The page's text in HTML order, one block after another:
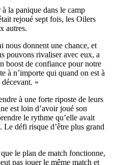
à la panique dans le camp
rejoué sept fois, les Oilers
autres.
nous donnent une chance, et
pouvons rivaliser avec eux, a
boost de confiance pour notre
à n’importe qui quand on est à
»
à une forte riposte de leurs
est loin d’avoir joué son
le rythme qu’elle avait
Le défi risque d’être plus grand
le plan de match fonctionne,
pas jouer le même match et